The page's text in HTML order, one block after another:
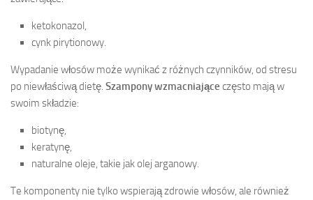
ketokonazol,
cynk pirytionowy.
Wypadanie włosów może wynikać z różnych czynników, od stresu
po niewłaściwą dietę. Szampony wzmacniające często mają w
swoim składzie:
biotynę,
keratynę,
naturalne oleje, takie jak olej arganowy.
Te komponenty nie tylko wspierają zdrowie włosów, ale również